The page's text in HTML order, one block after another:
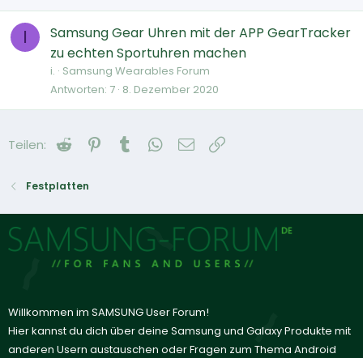
I
Samsung Gear Uhren mit der APP GearTracker
zu echten Sportuhren machen
i. Samsung Wearables Forum
Antworten 7 8. Dezember 2020
Teilen: Reddit Pinterest
Tumblr WhatsApp
E-Mail
Festplatten
Willkommen im SAMSUNG User Forum!
Hier kannst du dich über deine Samsung und Galaxy Produkte mit
anderen Usern austauschen oder Fragen zum Thema Android